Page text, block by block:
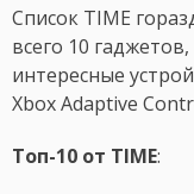
Список TIME
всего 10
интересные
Xbox Adaptive
Топ-10 от TIME: